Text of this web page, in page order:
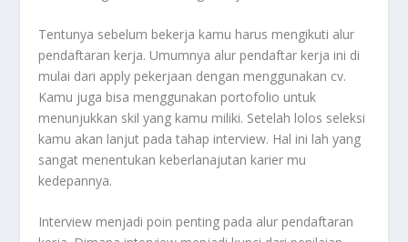
Tentunya sebelum bekerja kamu harus mengikuti alur
pendaftaran kerja. Umumnya alur pendaftar kerja ini di
mulai dari apply pekerjaan dengan menggunakan cv.
Kamu juga bisa menggunakan portofolio untuk
menunjukkan skil yang kamu miliki. Setelah lolos seleksi
kamu akan lanjut pada tahap interview. Hal ini lah yang
sangat menentukan keberlanajutan karier mu
kedepannya.
Interview menjadi poin penting pada alur pendaftaran